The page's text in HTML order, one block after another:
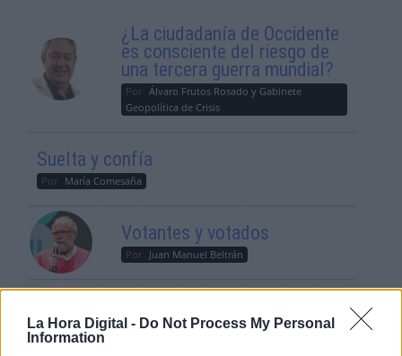
La Hora Digital - Do Not Process My Personal
Information
¿La ciudadanía de Occidente
es consciente del riesgo de
una tercera guerra mundial?
Por Álvaro Frutos Rosado y Gabinete
Geopolítica de Crisis
Suelta y confía
Por María Comesaña
Votantes y votados
Por Juan Manuel Beltrán
Un Nuevo Orden Autoritario
en Construcción